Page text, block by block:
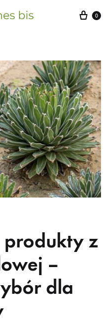
Cart
0
produkty z
–
dla